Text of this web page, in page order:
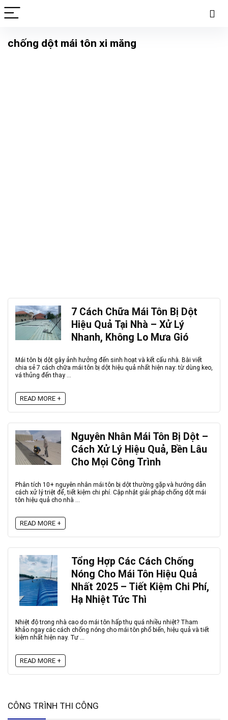
chống dột mái tôn xi măng
7 Cách Chữa Mái Tôn Bị Dột
Hiệu Quả Tại Nhà – Xử Lý
Nhanh, Không Lo Mưa Gió
Mái tôn bị dột gây ảnh hưởng đến sinh hoạt và kết cấu nhà. Bài viết
chia sẻ 7 cách chữa mái tôn bị dột hiệu quả nhất hiện nay: từ dùng keo,
vá thủng đến thay ...
READ MORE +
Nguyên Nhân Mái Tôn Bị Dột –
Cách Xử Lý Hiệu Quả, Bền Lâu
Cho Mọi Công Trình
Phân tích 10+ nguyên nhân mái tôn bị dột thường gặp và hướng dẫn
cách xử lý triệt để, tiết kiệm chi phí. Cập nhật giải pháp chống dột mái
tôn hiệu quả cho nhà ...
READ MORE +
Tổng Hợp Các Cách Chống
Nóng Cho Mái Tôn Hiệu Quả
Nhất 2025 – Tiết Kiệm Chi Phí,
Hạ Nhiệt Tức Thì
Nhiệt độ trong nhà cao do mái tôn hấp thụ quá nhiều nhiệt? Tham
khảo ngay các cách chống nóng cho mái tôn phổ biến, hiệu quả và tiết
kiệm nhất hiện nay. Tư ...
READ MORE +
CÔNG TRÌNH THI CÔNG